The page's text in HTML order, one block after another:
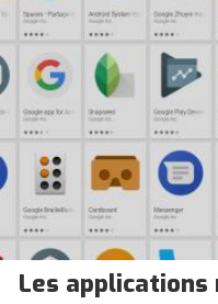
Les applications